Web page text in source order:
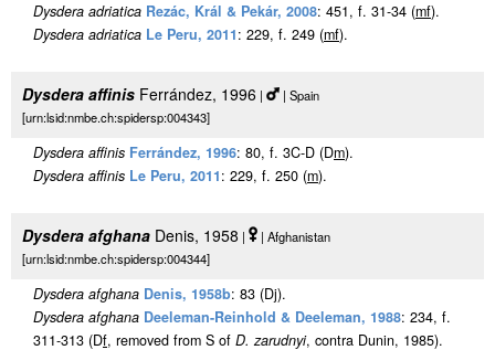
Dysdera adriatica Rezác, Král & Pekár, 2008: 451, f. 31-34 (mf).
Dysdera adriatica Le Peru, 2011: 229, f. 249 (mf).
Dysdera affinis Ferrández, 1996 |
| Spain
[urn:lsid:nmbe.ch:spidersp:004343]
Dysdera affinis Ferrández, 1996: 80, f. 3C-D (Dm).
Dysdera affinis Le Peru, 2011: 229, f. 250 (m).
Dysdera afghana Denis, 1958 |
| Afghanistan
[urn:lsid:nmbe.ch:spidersp:004344]
Dysdera afghana Denis, 1958b: 83 (Dj).
Dysdera afghana Deeleman-Reinhold & Deeleman, 1988: 234, f.
311-313 (Df, removed from S of D. zarudnyi, contra Dunin, 1985).